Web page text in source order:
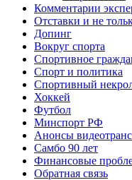
Комментарии
Отставки и не
Допинг
Вокруг спорта
Спортивное
Спорт и политика
Спортивный
Хоккей
Футбол
Минспорт РФ
Анонсы
Самбо 90 лет
Финансовые
Обратная связь